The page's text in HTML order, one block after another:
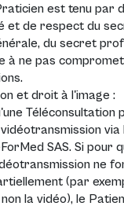
est tenu par
et de respect du
du secret
à ne pas
et droit à l'image :
Téléconsultation
via
SAS. Si pour
ne
(par
la vidéo), le